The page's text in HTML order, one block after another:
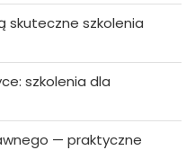
skuteczne szkolenia
szkolenia dla
— praktyczne